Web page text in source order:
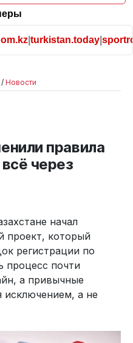
|turkistan.today|
/ Новости
правила
через
начал
проект, который
регистрации по
процесс почти
а привычные
исключением, а не